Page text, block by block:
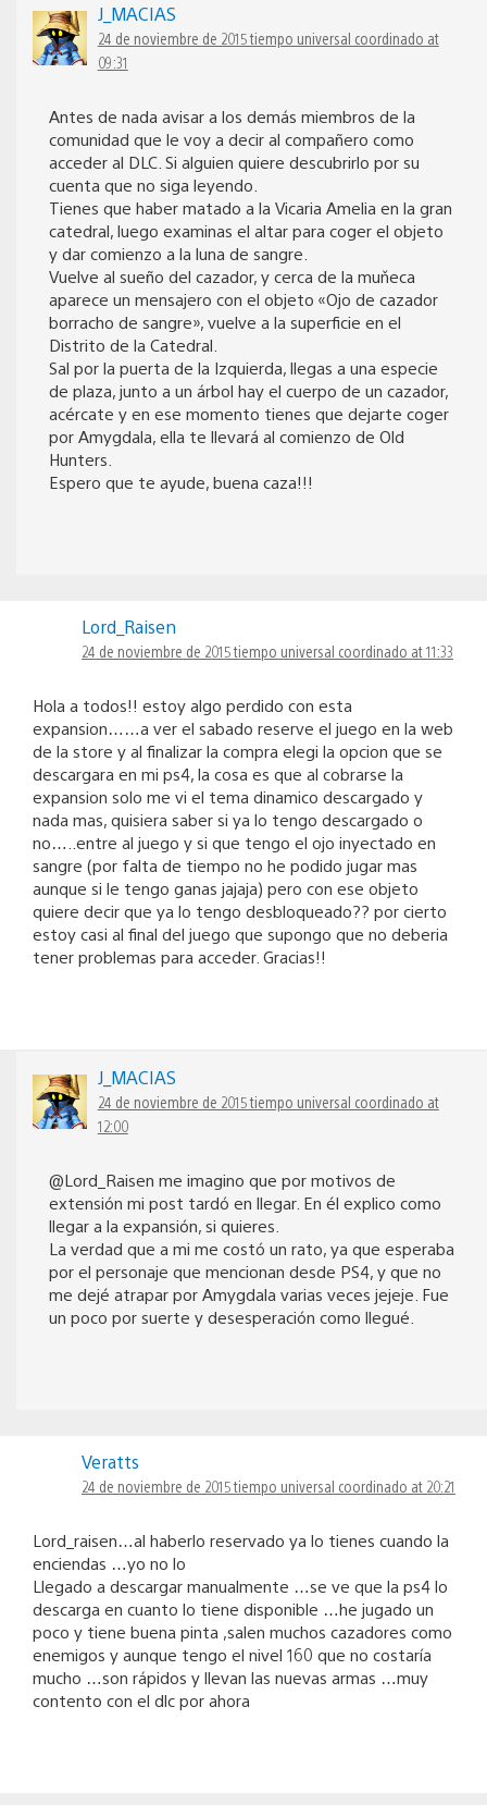
J_MACIAS
24 de noviembre de 2015 tiempo universal coordinado at
09:31
Antes de nada avisar a los demás miembros de la
comunidad que le voy a decir al compañero como
acceder al DLC. Si alguien quiere descubrirlo por su
cuenta que no siga leyendo.
Tienes que haber matado a la Vicaria Amelia en la gran
catedral, luego examinas el altar para coger el objeto
y dar comienzo a la luna de sangre.
Vuelve al sueño del cazador, y cerca de la muňeca
aparece un mensajero con el objeto «Ojo de cazador
borracho de sangre», vuelve a la superficie en el
Distrito de la Catedral.
Sal por la puerta de la Izquierda, llegas a una especie
de plaza, junto a un árbol hay el cuerpo de un cazador,
acércate y en ese momento tienes que dejarte coger
por Amygdala, ella te llevará al comienzo de Old
Hunters.
Espero que te ayude, buena caza!!!
Lord_Raisen
24 de noviembre de 2015 tiempo universal coordinado at 11:33
Hola a todos!! estoy algo perdido con esta
expansion……a ver el sabado reserve el juego en la web
de la store y al finalizar la compra elegi la opcion que se
descargara en mi ps4, la cosa es que al cobrarse la
expansion solo me vi el tema dinamico descargado y
nada mas, quisiera saber si ya lo tengo descargado o
no…..entre al juego y si que tengo el ojo inyectado en
sangre (por falta de tiempo no he podido jugar mas
aunque si le tengo ganas jajaja) pero con ese objeto
quiere decir que ya lo tengo desbloqueado?? por cierto
estoy casi al final del juego que supongo que no deberia
tener problemas para acceder. Gracias!!
J_MACIAS
24 de noviembre de 2015 tiempo universal coordinado at
12:00
@Lord_Raisen me imagino que por motivos de
extensión mi post tardó en llegar. En él explico como
llegar a la expansión, si quieres.
La verdad que a mi me costó un rato, ya que esperaba
por el personaje que mencionan desde PS4, y que no
me dejé atrapar por Amygdala varias veces jejeje. Fue
un poco por suerte y desesperación como llegué.
Veratts
24 de noviembre de 2015 tiempo universal coordinado at 20:21
Lord_raisen…al haberlo reservado ya lo tienes cuando la
enciendas …yo no lo
Llegado a descargar manualmente …se ve que la ps4 lo
descarga en cuanto lo tiene disponible …he jugado un
poco y tiene buena pinta ,salen muchos cazadores como
enemigos y aunque tengo el nivel 160 que no costaría
mucho …son rápidos y llevan las nuevas armas …muy
contento con el dlc por ahora